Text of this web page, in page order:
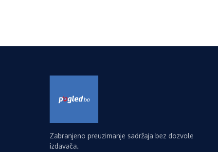
Zabranjeno preuzimanje sadržaja bez dozvole
izdavača.